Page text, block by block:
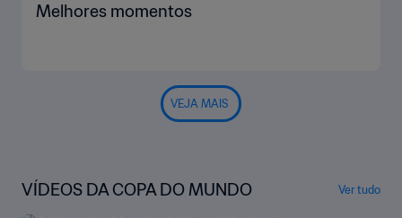
Melhores momentos
VEJA MAIS
VÍDEOS DA COPA DO MUNDO Ver tudo